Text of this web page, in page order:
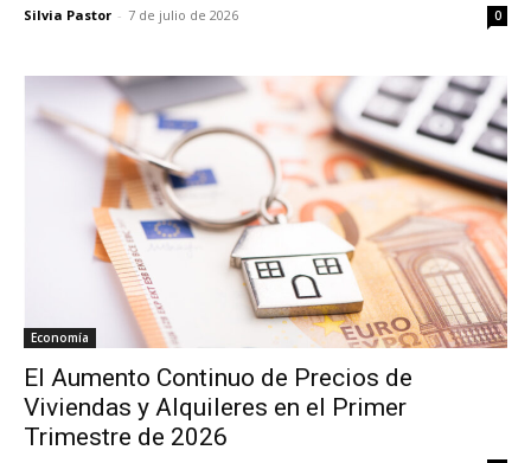
Silvia Pastor - 7 de julio de 2026 0
Economía
El Aumento Continuo de Precios de
Viviendas y Alquileres en el Primer
Trimestre de 2026